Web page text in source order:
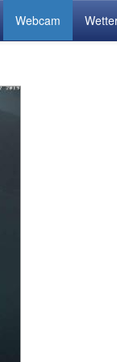
Webcam